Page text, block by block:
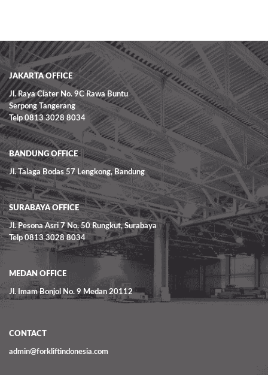
READ MORE
JAKARTA OFFICE
Jl. Raya Ciater No. 9C Rawa Buntu
Serpong Tangerang
Telp 0813 3028 8034
BANDUNG OFFICE
Jl. Talaga Bodas 57 Lengkong, Bandung
SURABAYA OFFICE
Jl. Pesona Asri 7 No. 50 Rungkut, Surabaya
Telp 0813 3028 8034
MEDAN OFFICE
Jl. Imam Bonjol No. 9 Medan 20112
CONTACT
admin@forkliftindonesia.com